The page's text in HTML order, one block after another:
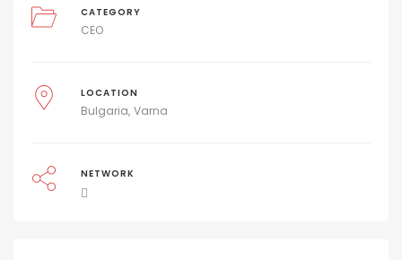
CATEGORY
CEO
LOCATION
Bulgaria Varna
NETWORK